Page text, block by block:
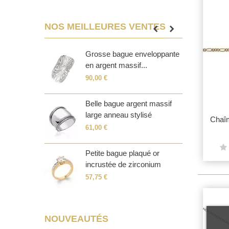
NOS MEILLEURES VENTES
Grosse bague enveloppante
en argent massif...
90,00 €
Belle bague argent massif
large anneau stylisé
61,00 €
Petite bague plaqué or
incrustée de zirconium
57,75 €
NOUVEAUTÉS